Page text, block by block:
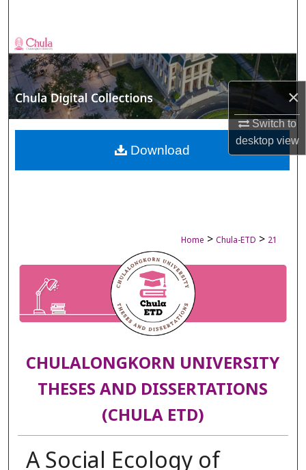
×
Switch to
desktopview
Browse Collections
My Account
About
Digital Commons Network™
Home > Chula-ETD > 21
CHULALONGKORN UNIVERSITY
THESES AND DISSERTATIONS
(CHULA ETD)
A Social Ecology of
Download